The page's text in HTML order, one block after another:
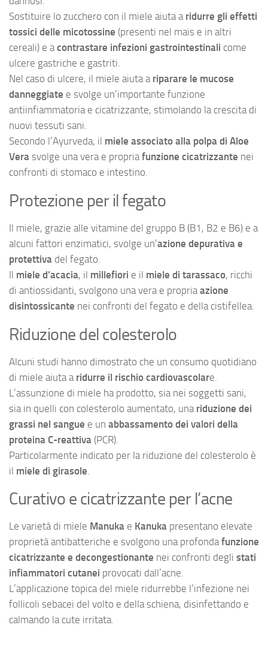
Sostituire lo zucchero con il miele aiuta a ridurre gli effetti
tossici delle micotossine (presenti nel mais e in altri
cereali) e acontrastare infezioni gastrointestinali come
ulcere gastriche e gastriti.
Nel caso di ulcere, il miele aiuta a riparare le mucose
danneggiate e svolge un’importante funzione
antiinfiammatoria e cicatrizzante, stimolando la crescita di
nuovi tessuti sani.
Secondo l’Ayurveda, il miele associato alla polpa di Aloe
Vera svolge una vera e propriafunzione cicatrizzante nei
confronti di stomaco e intestino.
Protezione per il fegato
Il miele, grazie alle vitamine del gruppo B (B1, B2 e B6) e a
alcuni fattori enzimatici, svolge un’azione depurativa e
protettiva del fegato.
Il miele d’acacia, il millefiori e il miele di tarassaco, ricchi
di antiossidanti, svolgono una vera e propria azione
disintossicante nei confronti del fegato e della cistifellea.
Riduzione del colesterolo
Alcuni studi hanno dimostrato che un consumo quotidiano
di miele aiuta a ridurre il rischio cardiovascolare.
L’assunzione di miele ha prodotto, sia nei soggetti sani,
sia in quelli con colesterolo aumentato, una riduzione dei
grassi nel sangue e un abbassamento dei valori della
proteina C-reattiva (PCR).
Particolarmente indicato per la riduzione del colesterolo è
il miele di girasole
Curativo e cicatrizzante per l’acne
Le varietà di miele Manuka e Kanuka presentano elevate
proprietà antibatteriche e svolgono una profondafunzione
cicatrizzante e decongestionante nei confronti degli stati
infiammatori cutanei provocati dall’acne.
L’applicazione topica del miele ridurrebbe l’infezione nei
follicoli sebacei del volto e della schiena, disinfettando e
calmando la cute irritata.